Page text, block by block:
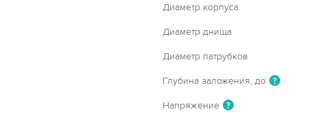
Диаметр корпуса
Диаметр днища
Диаметр патрубков
Глубина заложения, до ?
Напряжение ?